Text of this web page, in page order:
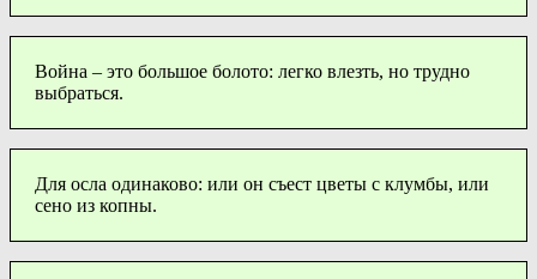
Война – это большое болото: легко влезть, но трудно
выбраться.
Для осла одинаково: или он съест цветы с клумбы, или
сено из копны.